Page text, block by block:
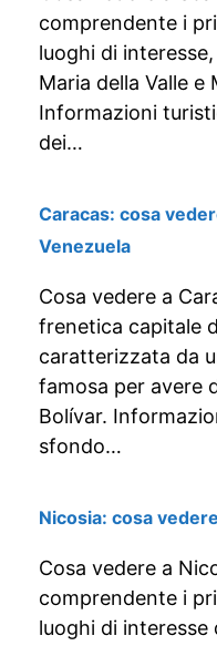
comprendente i
luoghi di
Maria della Valle e
Informazioni
dei…
Caracas: cosa
Venezuela
Cosa vedere a
frenetica capitale
caratterizzata da
famosa per avere
Bolívar.
sfondo…
Nicosia: cosa
Cosa vedere a
comprendente i
luoghi di interesse